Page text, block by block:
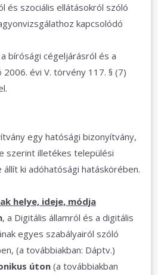
és szociális ellátásokról szóló
kapcsolódó
bírósági cégeljárásról és a
évi V. törvény 117. § (7)
egy hatósági bizonyítvány,
szerint illetékes települési
ki adóhatósági hatáskörében.
helye, ideje, módja
, a Digitális államról és a digitális
egyes szabályairól szóló
(a továbbiakban: Dáptv.)
úton (a továbbiakban